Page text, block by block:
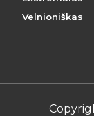
Velnioniškas